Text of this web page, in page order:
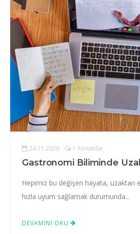
24.11.2020 1 Yorumlar
Gastronomi Biliminde
Hepimiz bu değişen hayata, uzaktan
hızla uyum sağlamak durumunda...
DEVAMINI OKU